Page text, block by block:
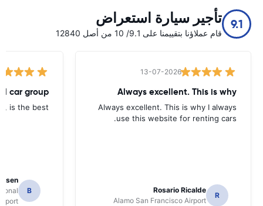
9.1 تأجير سيارة استعراض
قام عملاؤنا بتقييمنا على 9.1/ 10 من أصل 12840
13-07-2026
Always excellent. This is why
Always excellent. This is why I always
use this website for renting cars.
R
Rosario Ricalde
Alamo San Francisco Airport
car group
is the best.
B